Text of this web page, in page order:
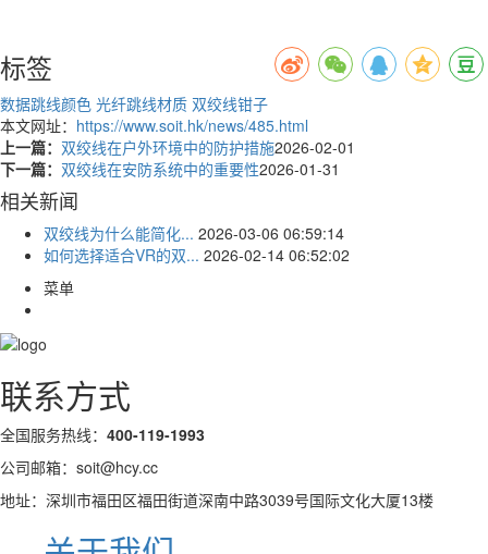
标签
数据跳线颜色 光纤跳线材质 双绞线钳子
本文网址： https://www.soit.hk/news/485.html
上一篇： 双绞线在户外环境中的防护措施2026-02-01
下一篇： 双绞线在安防系统中的重要性2026-01-31
相关新闻
双绞线为什么能简化... 2026-03-06 06:59:14
如何选择适合VR的双... 2026-02-14 06:52:02
菜单
联系方式
全国服务热线： 400-119-1993
公司邮箱：soit@hcy.cc
地址：深圳市福田区福田街道深南中路3039号国际文化大厦13楼